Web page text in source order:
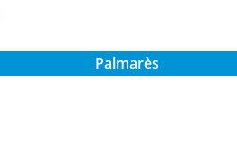
Palmarès